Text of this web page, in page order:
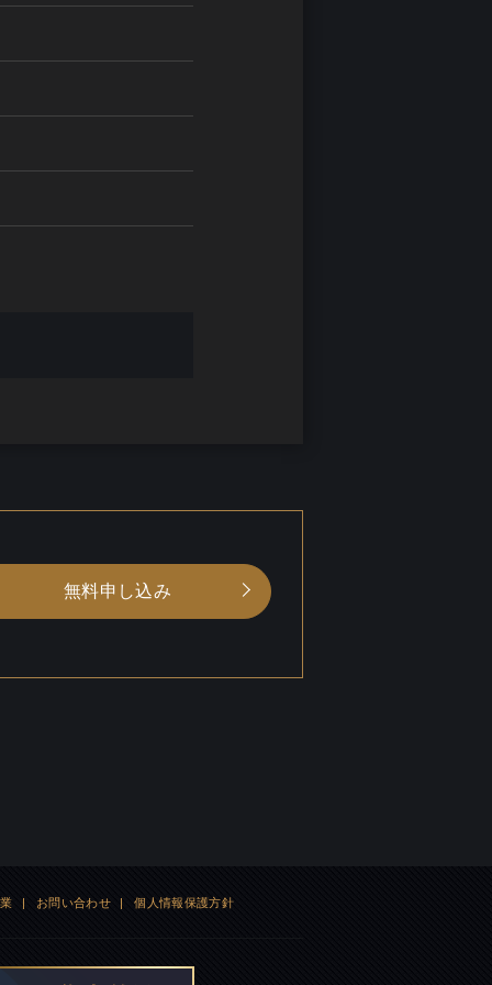
無料申し込み
| お問い合わせ | 個人情報保護方針